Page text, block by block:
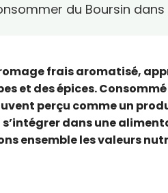
du Boursin
frais aromatisé,
et des épices.
perçu comme un
dans une
ensemble les valeurs